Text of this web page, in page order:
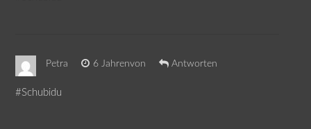
Petra 6 Jahrenvon Antworten
#Schubidu